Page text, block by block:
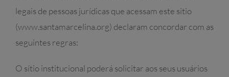
legais de pessoas jurídicas que acessam este sitio
(www.santamarcelina.org) declaram concordar com as
seguintes regras:
O sítio institucional poderá solicitar aos seus usuários